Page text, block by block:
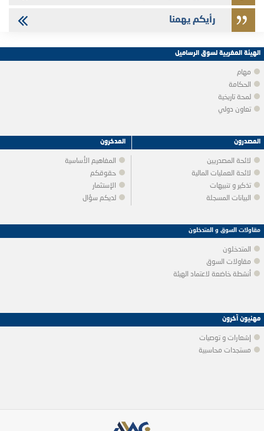
رأيكم يهمنا
الهيئة المغربية لسوق الرساميل
مهام
الحكامة
لمحة تاريخية
تعاون دولي
المدخرون
المفاهيم الأساسية
حقوقكم
الإستثمار
لديكم سؤال
المصدرون
لائحة المصدريين
لائحة العمليات المالية
تذكير و تنبيهات
البيانات المسجلة
مقاولات السوق و المتدخلون
المتدخلون
مقاولات السوق
أنشطة خاضعة لاعتماد الهيئة
مهنيون آخرون
إشعارات و توصيات
مستجدات محاسبية